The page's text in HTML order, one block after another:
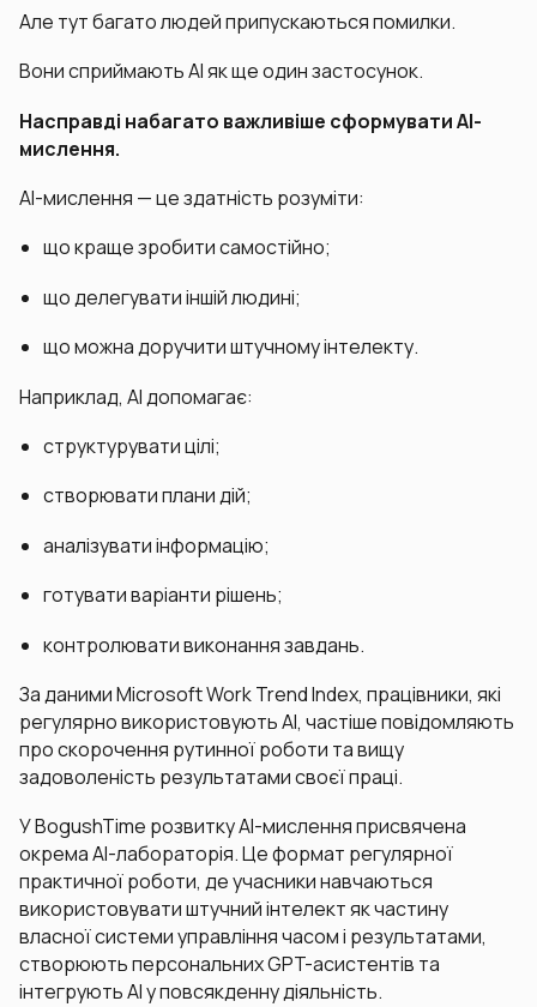
Але тут багато людей припускаються помилки.
Вони сприймають AI як ще один застосунок.
Насправді набагато важливіше сформувати AI-
мислення.
AI-мислення — це здатність розуміти:
що краще зробити самостійно;
що делегувати іншій людині;
що можна доручити штучному інтелекту.
Наприклад, AI допомагає:
структурувати цілі;
створювати плани дій;
аналізувати інформацію;
готувати варіанти рішень;
контролювати виконання завдань.
За даними Microsoft Work Trend Index, працівники, які
регулярно використовують AI, частіше повідомляють
про скорочення рутинної роботи та вищу
задоволеність результатами своєї праці.
У BogushTime розвитку AI-мислення присвячена
окрема AI-лабораторія. Це формат регулярної
практичної роботи, де учасники навчаються
використовувати штучний інтелект як частину
власної системи управління часом і результатами,
створюють персональних GPT-асистентів та
інтегрують AI у повсякденну діяльність.